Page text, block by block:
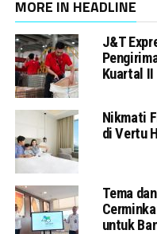
MORE IN HEADLINE
J&T
Kuartal II
Nikmati
di Vertu
Tema
untuk